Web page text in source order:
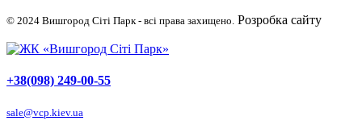
© 2024 Вишгород Сіті Парк - всі права захищено. Розробка сайту
+38(098) 249-00-55
sale@vcp.kiev.ua